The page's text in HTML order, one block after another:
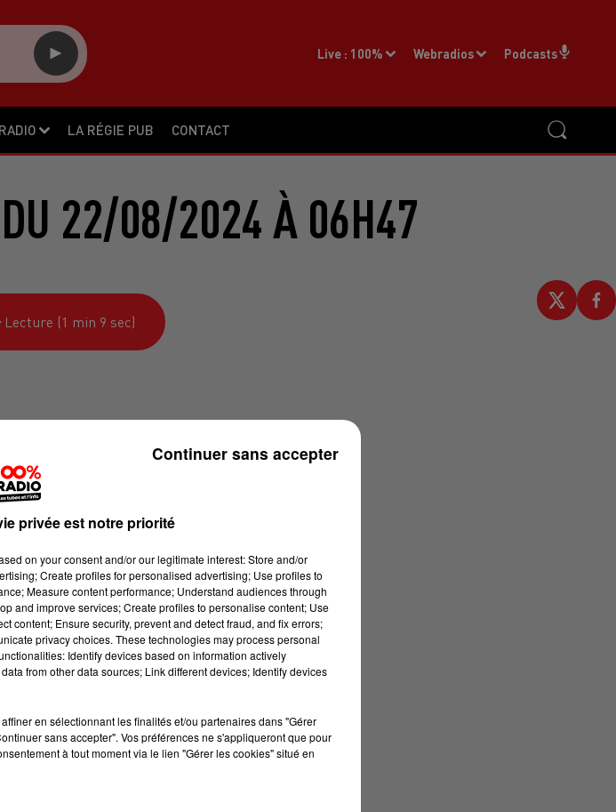
RADIO LA RÉGIE PUB CONTACT
Live : 100% Webradios Podcasts
22/08/2024 À 06H47
Lecture (1 min 9 sec)
privée est notre priorité
on your consent and/or our legitimate interest: Store and/or
Create profiles for personalised advertising; Use profiles to
Measure content performance; Understand audiences through
and improve services; Create profiles to personalise content; Use
content; Ensure security, prevent and detect fraud, and fix errors;
privacy choices. These technologies may process personal
Identify devices based on information actively
from other data sources; Link different devices; Identify devices
en sélectionnant les finalités et/ou partenaires dans "Gérer
sans accepter". Vos préférences ne s'appliqueront que pour
à tout moment via le lien "Gérer les cookies" situé en
Continuer sans accepter